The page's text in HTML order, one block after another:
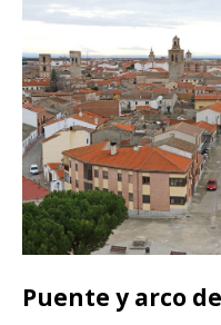
Puente y arco